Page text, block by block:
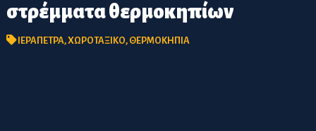
στρέμματα θερμοκηπίων
ΙΕΡΑΠΕΤΡΑ,ΧΩΡΟΤΑΞΙΚΟ, ΘΕΡΜΟΚΗΠΙΑ